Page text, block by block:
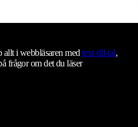
allt i webbläsaren med text-till-tal,
frågor om det du läser